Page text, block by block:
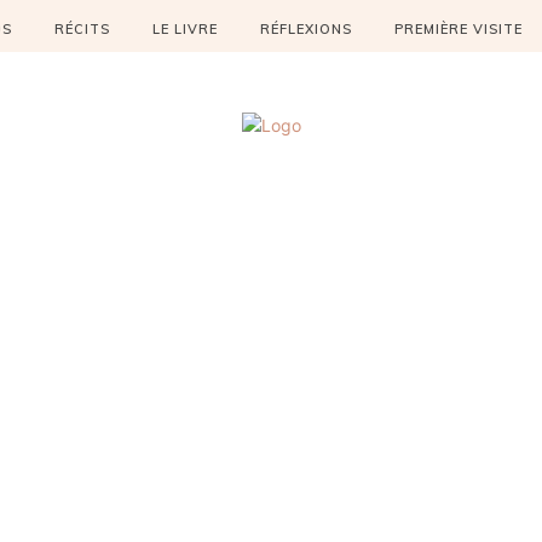
RÉCITS LE LIVRE RÉFLEXIONS PREMIÈRE VISITE